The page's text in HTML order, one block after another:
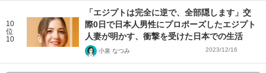
10
位
10
「エジプトは完全に逆で、全部隠します」交
際0日で日本人男性にプロポーズしたエジプト
人妻が明かす、衝撃を受けた日本での生活
小泉 なつみ 2023/12/16